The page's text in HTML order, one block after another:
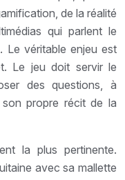
de la réalité
qui parlent le
Le véritable enjeu est
Le jeu doit servir le
des questions, à
propre récit de la
la plus pertinente.
avec sa mallette